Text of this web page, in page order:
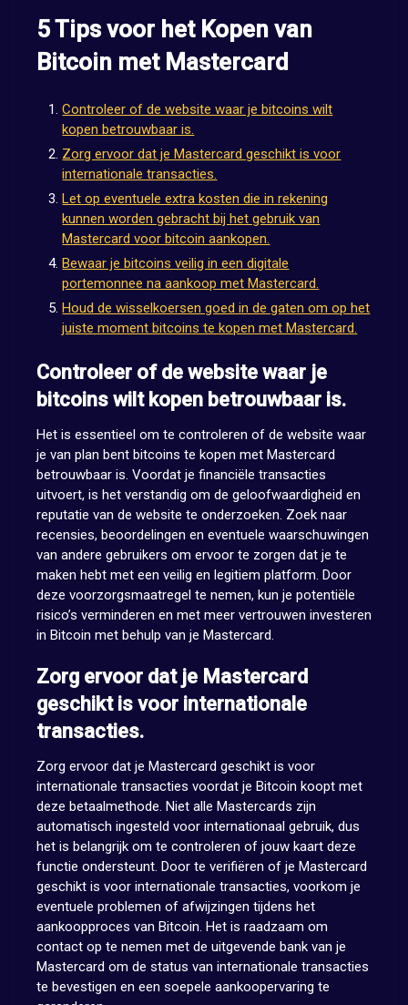
5 Tips voor het Kopen van
Bitcoin met Mastercard
Controleer of de website waar je bitcoins wilt
kopen betrouwbaar is.
Zorg ervoor dat je Mastercard geschikt is voor
internationale transacties.
Let op eventuele extra kosten die in rekening
kunnen worden gebracht bij het gebruik van
Mastercard voor bitcoin aankopen.
Bewaar je bitcoins veilig in een digitale
portemonnee na aankoop met Mastercard.
Houd de wisselkoersen goed in de gaten om op het
juiste moment bitcoins te kopen met Mastercard.
Controleer of de website waar je
bitcoins wilt kopen betrouwbaar is.
Het is essentieel om te controleren of de website waar
je van plan bent bitcoins te kopen met Mastercard
betrouwbaar is. Voordat je financiële transacties
uitvoert, is het verstandig om de geloofwaardigheid en
reputatie van de website te onderzoeken. Zoek naar
recensies, beoordelingen en eventuele waarschuwingen
van andere gebruikers om ervoor te zorgen dat je te
maken hebt met een veilig en legitiem platform. Door
deze voorzorgsmaatregel te nemen, kun je potentiële
risico’s verminderen en met meer vertrouwen investeren
in Bitcoin met behulp van je Mastercard.
Zorg ervoor dat je Mastercard
geschikt is voor internationale
transacties.
Zorg ervoor dat je Mastercard geschikt is voor
internationale transacties voordat je Bitcoin koopt met
deze betaalmethode. Niet alle Mastercards zijn
automatisch ingesteld voor internationaal gebruik, dus
het is belangrijk om te controleren of jouw kaart deze
functie ondersteunt. Door te verifiëren of je Mastercard
geschikt is voor internationale transacties, voorkom je
eventuele problemen of afwijzingen tijdens het
aankoopproces van Bitcoin. Het is raadzaam om
contact op te nemen met de uitgevende bank van je
Mastercard om de status van internationale transacties
te bevestigen en een soepele aankoopervaring te